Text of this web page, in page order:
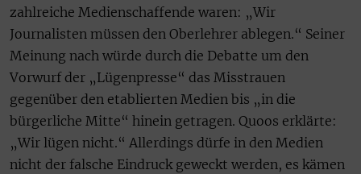
zahlreiche Medienschaffende waren: „Wir
Journalisten müssen den Oberlehrer ablegen.“ Seiner
Meinung nach würde durch die Debatte um den
Vorwurf der „Lügenpresse“ das Misstrauen
gegenüber den etablierten Medien bis „in die
bürgerliche Mitte“ hinein getragen. Quoos erklärte:
„Wir lügen nicht.“ Allerdings dürfe in den Medien
nicht der falsche Eindruck geweckt werden, es kämen